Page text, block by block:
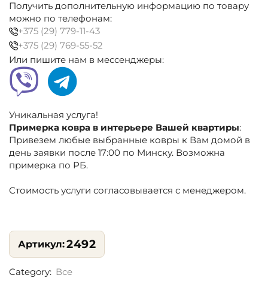
серый
Получить дополнительную информацию по товару
можно по телефонам:
+375 (29) 779-11-43
+375 (29) 769-55-52
Или пишите нам в мессенджеры:
Уникальная услуга!
Примерка ковра в интерьере Вашей квартиры:
Привезем любые выбранные ковры к Вам домой в
день заявки после 17:00 по Минску. Возможна
примерка по РБ.
Стоимость услуги согласовывается с менеджером.
2492
Category: Все